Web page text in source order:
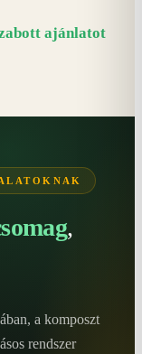
ajánlatot
,
a komposzt
rendszer